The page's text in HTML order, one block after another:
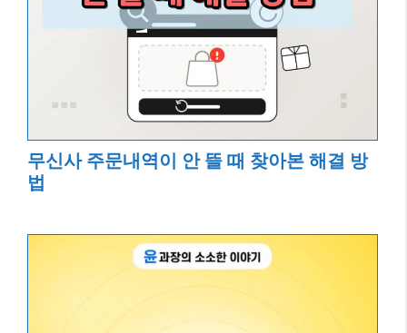
무신사 주문내역이 안 뜰 때 찾아본 해결 방
법